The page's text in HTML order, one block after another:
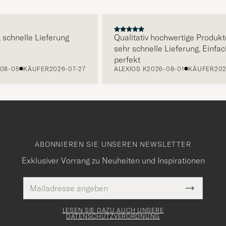
Lieferung
KÄUFER2026-07-27
Qualitativ hochwertige Produkte
sehr schnelle Lieferung. Einfach
perfekt
ALEXIOS K2026-08-01 KÄUFER2026-
ABONNIEREN SIE UNSEREN NEWSLETTER
Exklusiver Vorrang zu Neuheiten und Inspirationen
Mail
Adresse
Pflichtfeld
Submit
Newsletter
LESEN SIE DAZU AUCH UNSERE
DATENSCHUTZVERORDNUNG